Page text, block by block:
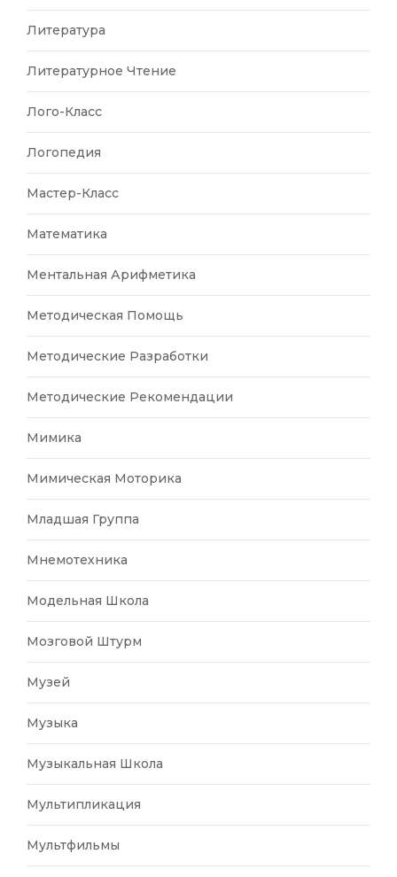
Литература
Литературное Чтение
Лого-Класс
Логопедия
Мастер-Класс
Математика
Ментальная Арифметика
Методическая Помощь
Методические Разработки
Методические Рекомендации
Мимика
Мимическая Моторика
Младшая Группа
Мнемотехника
Модельная Школа
Мозговой Штурм
Музей
Музыка
Музыкальная Школа
Мультипликация
Мультфильмы